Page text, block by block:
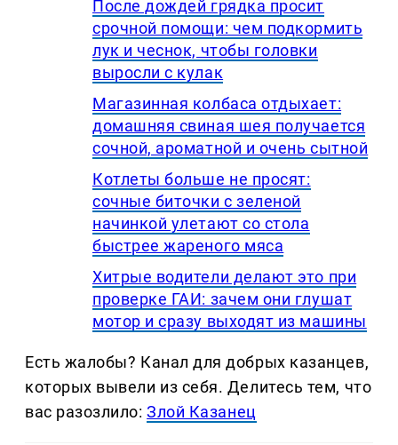
После дождей грядка просит
срочной помощи: чем подкормить
лук и чеснок, чтобы головки
выросли с кулак
Магазинная колбаса отдыхает:
домашняя свиная шея получается
сочной, ароматной и очень сытной
Котлеты больше не просят:
сочные биточки с зеленой
начинкой улетают со стола
быстрее жареного мяса
Хитрые водители делают это при
проверке ГАИ: зачем они глушат
мотор и сразу выходят из машины
Есть жалобы? Канал для добрых казанцев,
которых вывели из себя. Делитеcь тем, что
вас разозлило:Злой Казанец